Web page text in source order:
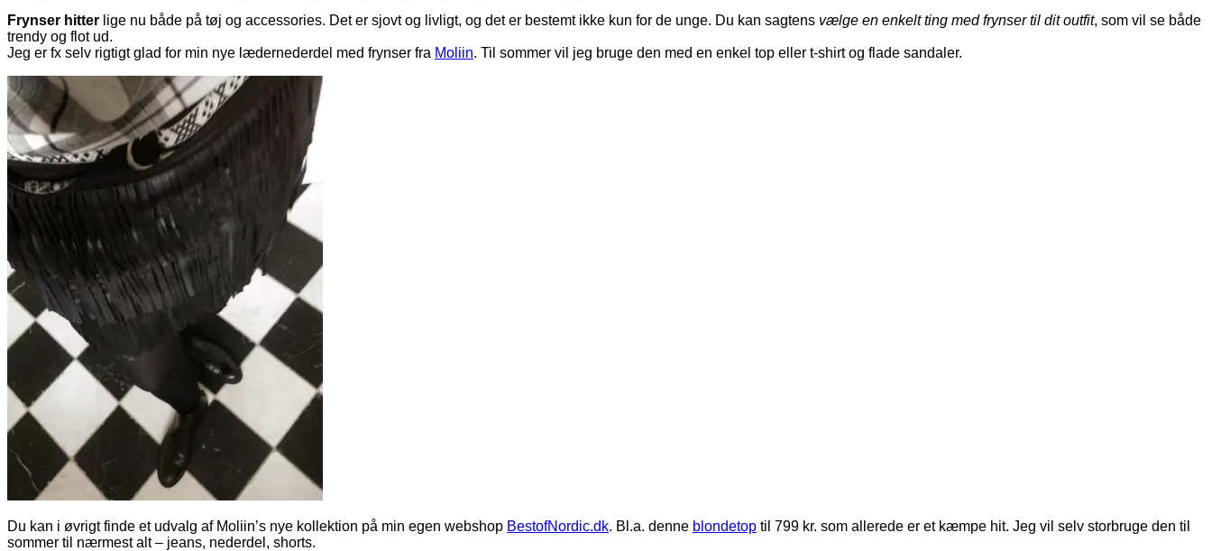
Frynser hitter lige nu både på tøj og accessories. Det er sjovt og livligt, og det er bestemt ikke kun for de unge. Du kan sagtens vælge en enkelt ting med frynser til dit outfit, som vil se både
trendy og flot ud.
Jeg er fx selv rigtigt glad for min nye lædernederdel med frynser fra Moliin. Til sommer vil jeg bruge den med en enkel top eller t-shirt og flade sandaler.
Du kan i øvrigt finde et udvalg af Moliin’s nye kollektion på min egen webshop BestofNordic.dk. Bl.a. denne blondetop til 799 kr. som allerede er et kæmpe hit. Jeg vil selv storbruge den til
sommer til nærmest alt – jeans, nederdel, shorts.